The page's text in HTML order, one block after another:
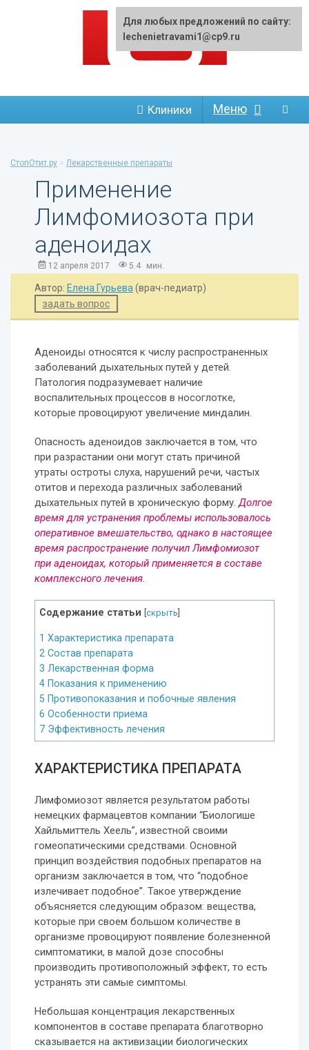
Меню
Клиники
СтопОтит.ру » Лекарственные препараты
Применение
Лимфомиозота при
аденоидах
12 апреля 2017 5.4 мин.
Автор: Елена Гурьева (врач-педиатр)
задать вопрос
Аденоиды относятся к числу распространенных
заболеваний дыхательных путей у детей.
Патология подразумевает наличие
воспалительных процессов в носоглотке,
которые провоцируют увеличение миндалин.
Опасность аденоидов заключается в том, что
при разрастании они могут стать причиной
утраты остроты слуха, нарушений речи, частых
отитов и перехода различных заболеваний
дыхательных путей в хроническую форму.Долгое
время для устранения проблемы использовалось
оперативное вмешательство, однако в настоящее
время распространение получил Лимфомиозот
при аденоидах, который применяется в составе
комплексного лечения.
Содержание статьи скрыть
1 Характеристика препарата
2 Состав препарата
3 Лекарственная форма
4 Показания к применению
5 Противопоказания и побочные явления
6 Особенности приема
7 Эффективность лечения
ХАРАКТЕРИСТИКА ПРЕПАРАТА
Лимфомиозот является результатом работы
немецких фармацевтов компании “Биологише
Хайльмиттель Хеель”, известной своими
гомеопатическими средствами. Основной
принцип воздействия подобных препаратов на
организм заключается в том, что “подобное
излечивает подобное”. Такое утверждение
объясняется следующим образом: вещества,
которые при своем большом количестве в
организме провоцируют появление болезненной
симптоматики, в малой дозе способны
производить противоположный эффект, то есть
устранять эти самые симптомы.
Небольшая концентрация лекарственных
компонентов в составе препарата благотворно
сказывается на активизации биологических
Для любых предложений по сайту:
lechenietravami1@cp9.ru